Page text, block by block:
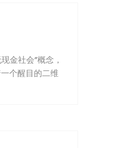
金社会”概念，
个醒目的二维